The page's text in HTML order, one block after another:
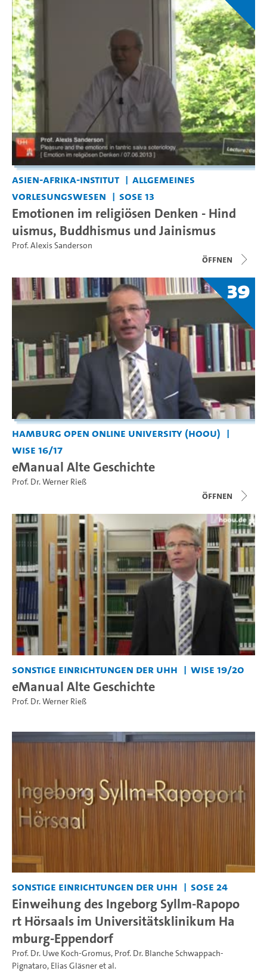
Asien-Afrika-Institut
Allgemeines
Vorlesungswesen
SoSe 13
Emotionen im religiösen Denken - Hind
uismus, Buddhismus und Jainismus
Prof. Alexis Sanderson
Öffnen
39
Hamburg Open Online University (HOOU)
WiSe 16/17
eManual Alte Geschichte
Prof. Dr. Werner Rieß
Öffnen
Sonstige Einrichtungen der UHH WiSe 19/20
eManual Alte Geschichte
Prof. Dr. Werner Rieß
Sonstige Einrichtungen der UHH SoSe 24
Einweihung des Ingeborg Syllm-Rapopo
rt Hörsaals im Universitätsklinikum Ha
mburg-Eppendorf
Prof. Dr. Uwe Koch-Gromus, Prof. Dr. Blanche Schwappach-
Pignataro, Elias Gläsneret al.